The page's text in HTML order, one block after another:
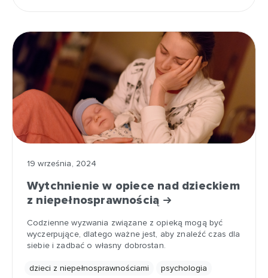
19 września, 2024
Wytchnienie w opiece nad dzieckiem
z niepełnosprawnością
Codzienne wyzwania związane z opieką mogą być
wyczerpujące, dlatego ważne jest, aby znaleźć czas dla
siebie i zadbać o własny dobrostan.
dzieci z niepełnosprawnościami psychologia